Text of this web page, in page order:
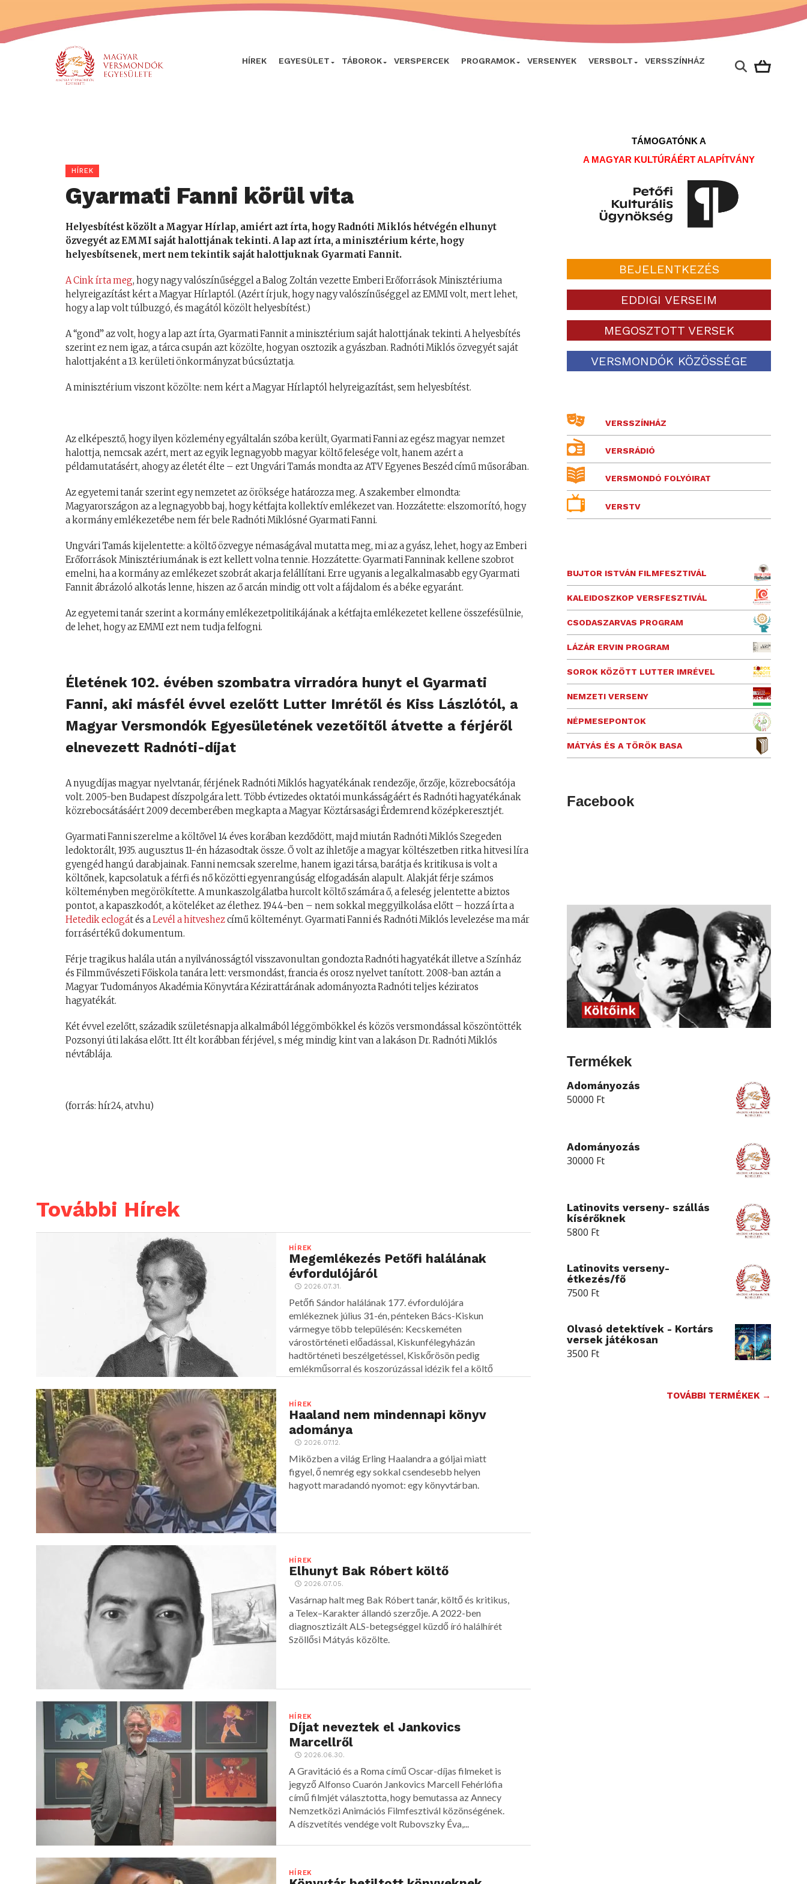
HÍREK EGYESÜLET TÁBOROK VERSPERCEK PROGRAMOK VERSENYEK VERSBOLT VERSSZÍNHÁZ
HÍREK
Gyarmati Fanni körül vita
Helyesbítést közölt a Magyar Hírlap, amiért azt írta, hogy Radnóti Miklós hétvégén elhunyt
özvegyét az EMMI saját halottjának tekinti. A lap azt írta, a minisztérium kérte, hogy
helyesbítsenek, mert nem tekintik saját halottjuknak Gyarmati Fannit.
A Cink írta meg, hogy nagy valószínűséggel a Balog Zoltán vezette Emberi Erőforrások Minisztériuma
helyreigazítást kért a Magyar Hírlaptól. (Azért írjuk, hogy nagy valószínűséggel az EMMI volt, mert lehet,
hogy a lap volt túlbuzgó, és magától közölt helyesbítést.)
A “gond” az volt, hogy a lap azt írta, Gyarmati Fannit a minisztérium saját halottjának tekinti. A helyesbítés
szerint ez nem igaz, a tárca csupán azt közölte, hogyan osztozik a gyászban. Radnóti Miklós özvegyét saját
halottjaként a 13. kerületi önkormányzat búcsúztatja.
A minisztérium viszont közölte: nem kért a Magyar Hírlaptól helyreigazítást, sem helyesbítést.
Az elképesztő, hogy ilyen közlemény egyáltalán szóba került, Gyarmati Fanni az egész magyar nemzet
halottja, nemcsak azért, mert az egyik legnagyobb magyar költő felesége volt, hanem azért a
példamutatásért, ahogy az életét élte – ezt Ungvári Tamás mondta az ATV Egyenes Beszéd című műsorában.
Az egyetemi tanár szerint egy nemzetet az öröksége határozza meg. A szakember elmondta:
Magyarországon az a legnagyobb baj, hogy kétfajta kollektív emlékezet van. Hozzátette: elszomorító, hogy
a kormány emlékezetébe nem fér bele Radnóti Miklósné Gyarmati Fanni.
Ungvári Tamás kijelentette: a költő özvegye némaságával mutatta meg, mi az a gyász, lehet, hogy az Emberi
Erőforrások Minisztériumának is ezt kellett volna tennie. Hozzátette: Gyarmati Fanninak kellene szobrot
emelni, ha a kormány az emlékezet szobrát akarja felállítani. Erre ugyanis a legalkalmasabb egy Gyarmati
Fannit ábrázoló alkotás lenne, hiszen az ő arcán mindig ott volt a fájdalom és a béke egyaránt.
Az egyetemi tanár szerint a kormány emlékezetpolitikájának a kétfajta emlékezetet kellene összefésülnie,
de lehet, hogy az EMMI ezt nem tudja felfogni.
Életének 102. évében szombatra virradóra hunyt el Gyarmati
Fanni, aki másfél évvel ezelőtt Lutter Imrétől és Kiss Lászlótól, a
Magyar Versmondók Egyesületének vezetőitől átvette a férjéről
elnevezett Radnóti-díjat
A nyugdíjas magyar nyelvtanár, férjének Radnóti Miklós hagyatékának rendezője, őrzője, közrebocsátója
volt. 2005-ben Budapest díszpolgára lett. Több évtizedes oktatói munkásságáért és Radnóti hagyatékának
közrebocsátásáért 2009 decemberében megkapta a Magyar Köztársasági Érdemrend középkeresztjét.
Gyarmati Fanni szerelme a költővel 14 éves korában kezdődött, majd miután Radnóti Miklós Szegeden
ledoktorált, 1935. augusztus 11-én házasodtak össze. Ő volt az ihletője a magyar költészetben ritka hitvesi líra
gyengéd hangú darabjainak. Fanni nemcsak szerelme, hanem igazi társa, barátja és kritikusa is volt a
költőnek, kapcsolatuk a férfi és nő közötti egyenrangúság elfogadásán alapult. Alakját férje számos
költeményben megörökítette. A munkaszolgálatba hurcolt költő számára ő, a feleség jelentette a biztos
pontot, a kapaszkodót, a köteléket az élethez. 1944-ben – nem sokkal meggyilkolása előtt – hozzá írta a
Hetedik eclogát és aLevél a hitveshezcímű költeményt. Gyarmati Fanni és Radnóti Miklós levelezése ma már
forrásértékű dokumentum.
Férje tragikus halála után a nyilvánosságtól visszavonultan gondozta Radnóti hagyatékát illetve a Színház
és Filmművészeti Főiskola tanára lett: versmondást, francia és orosz nyelvet tanított. 2008-ban aztán a
Magyar Tudományos Akadémia Könyvtára Kézirattárának adományozta Radnóti teljes kéziratos
hagyatékát.
Két évvel ezelőtt, századik születésnapja alkalmából léggömbökkel és közös versmondással köszöntötték
Pozsonyi úti lakása előtt. Itt élt korábban férjével, s még mindig kint van a lakáson Dr. Radnóti Miklós
névtáblája.
(forrás: hír24, atv.hu)
További Hírek
HÍREK
Megemlékezés Petőfi halálának
évfordulójáról
2026.07.31.
Petőfi Sándor halálának 177. évfordulójára
emlékeznek július 31-én, pénteken Bács-Kiskun
vármegye több településén: Kecskeméten
várostörténeti előadással, Kiskunfélegyházán
hadtörténeti beszélgetéssel, Kiskőrösön pedig
emlékműsorral és koszorúzással idézik fel a költő
HÍREK
Haaland nem mindennapi könyv
adománya
2026.07.12.
Miközben a világ Erling Haalandra a góljai miatt
figyel, ő nemrég egy sokkal csendesebb helyen
hagyott maradandó nyomot: egy könyvtárban.
HÍREK
Elhunyt Bak Róbert költő
2026.07.05.
Vasárnap halt meg Bak Róbert tanár, költő és kritikus,
a Telex–Karakter állandó szerzője. A 2022-ben
diagnosztizált ALS-betegséggel küzdő író halálhírét
Szöllősi Mátyás közölte.
HÍREK
Díjat neveztek el Jankovics
Marcellről
2026.06.30.
A Gravitáció és a Roma című Oscar-díjas filmeket is
jegyző Alfonso Cuarón Jankovics Marcell Fehérlófia
című filmjét választotta, hogy bemutassa az Annecy
Nemzetközi Animációs Filmfesztivál közönségének.
A díszvetítés vendége volt Rubovszky Éva,...
HÍREK
TÁMOGATÓNK A
A MAGYAR KULTÚRÁÉRT ALAPÍTVÁNY
BEJELENTKEZÉS
EDDIGI VERSEIM
MEGOSZTOTT VERSEK
VERSMONDÓK KÖZÖSSÉGE
VERSSZÍNHÁZ
VERSRÁDIÓ
VERSMONDÓ FOLYÓIRAT
VERSTV
BUJTOR ISTVÁN FILMFESZTIVÁL
KALEIDOSZKOP VERSFESZTIVÁL
CSODASZARVAS PROGRAM
LÁZÁR ERVIN PROGRAM
SOROK KÖZÖTT LUTTER IMRÉVEL
NEMZETI VERSENY
NÉPMESEPONTOK
MÁTYÁS ÉS A TÖRÖK BASA
Facebook
Termékek
Adományozás
50000 Ft
Adományozás
30000 Ft
Latinovits verseny- szállás
kísérőknek
5800 Ft
Latinovits verseny-
étkezés/fő
7500 Ft
Olvasó detektívek - Kortárs
versek játékosan
3500 Ft
TOVÁBBI TERMÉKEK →